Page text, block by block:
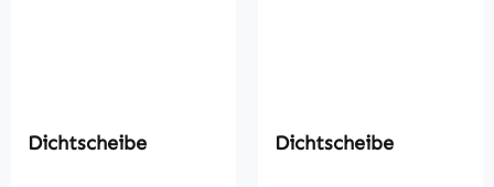
Dichtscheibe Dichtscheibe